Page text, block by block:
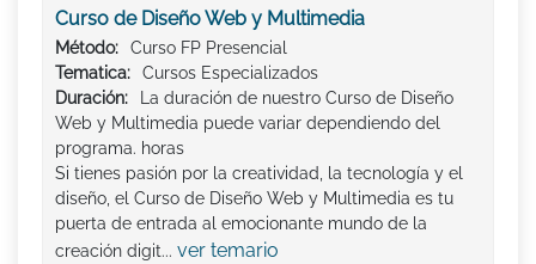
Curso de Diseño Web y Multimedia
Método:
Curso FP Presencial
Tematica:
Cursos Especializados
Duración:
La duración de nuestro Curso de Diseño
Web y Multimedia puede variar dependiendo del
programa. horas
Si tienes pasión por la creatividad, la tecnología y el
diseño, el Curso de Diseño Web y Multimedia es tu
puerta de entrada al emocionante mundo de la
creación digit... ver temario